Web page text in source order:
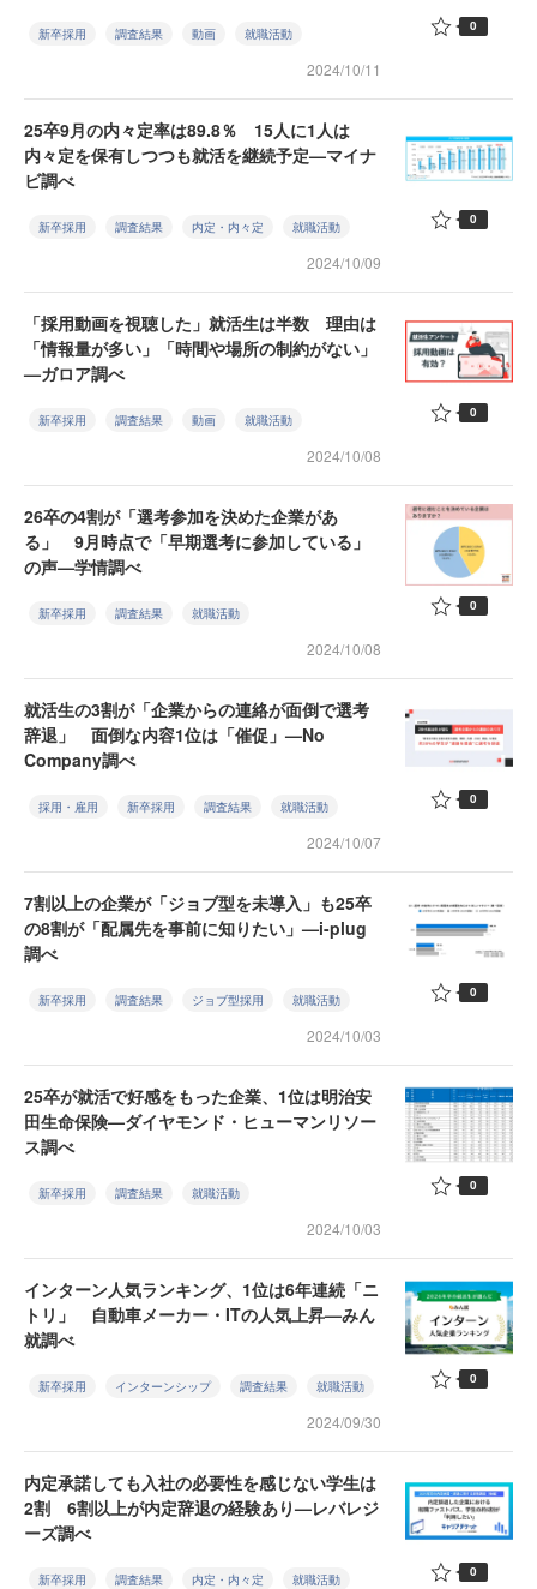
新卒採用 調査結果 動画 就職活動
2024/10/11
0
25卒9月の内々定率は89.8％ 15人に1人は
内々定を保有しつつも就活を継続予定—マイナ
ビ調べ
新卒採用 調査結果 内定・内々定 就職活動
2024/10/09
0
「採用動画を視聴した」就活生は半数 理由は
「情報量が多い」「時間や場所の制約がない」
—ガロア調べ
新卒採用 調査結果 動画 就職活動
2024/10/08
0
26卒の4割が「選考参加を決めた企業があ
る」 9月時点で「早期選考に参加している」
の声—学情調べ
新卒採用 調査結果 就職活動
2024/10/08
0
就活生の3割が「企業からの連絡が面倒で選考
辞退」 面倒な内容1位は「催促」—No
Company調べ
採用・雇用 新卒採用 調査結果 就職活動
2024/10/07
0
7割以上の企業が「ジョブ型を未導入」も25卒
の8割が「配属先を事前に知りたい」—i-plug
調べ
新卒採用 調査結果 ジョブ型採用 就職活動
2024/10/03
0
25卒が就活で好感をもった企業、1位は明治安
田生命保険—ダイヤモンド・ヒューマンリソー
ス調べ
新卒採用 調査結果 就職活動
2024/10/03
0
インターン人気ランキング、1位は6年連続「ニ
トリ」 自動車メーカー・ITの人気上昇—みん
就調べ
新卒採用 インターンシップ 調査結果 就職活動
2024/09/30
0
内定承諾しても入社の必要性を感じない学生は
2割 6割以上が内定辞退の経験あり—レバレジ
ーズ調べ
新卒採用 調査結果 内定・内々定 就職活動 0